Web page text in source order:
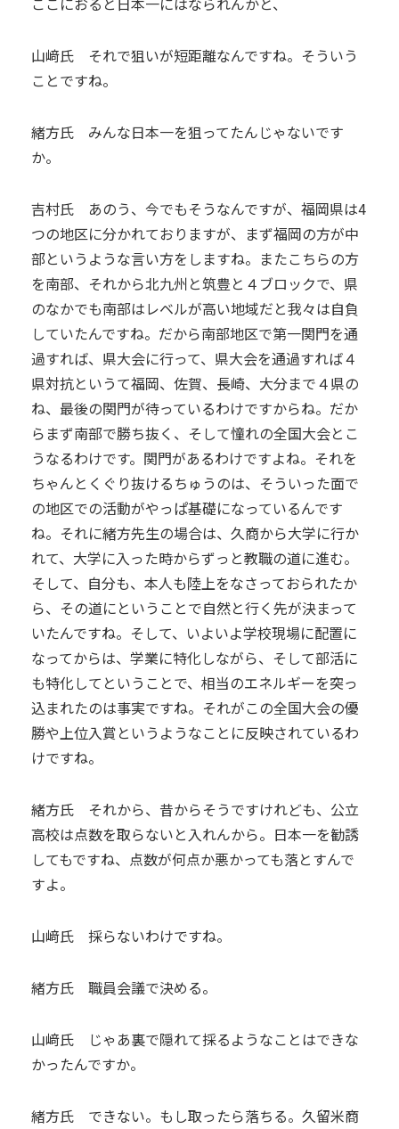
山﨑氏 それで狙いが短距離なんですね。そういう
ことですね。
緒方氏 みんな日本一を狙ってたんじゃないです
か。
吉村氏 あのう、今でもそうなんですが、福岡県は4
つの地区に分かれておりますが、まず福岡の方が中
部というような言い方をしますね。またこちらの方
を南部、それから北九州と筑豊と４ブロックで、県
のなかでも南部はレベルが高い地域だと我々は自負
していたんですね。だから南部地区で第一関門を通
過すれば、県大会に行って、県大会を通過すれば４
県対抗というて福岡、佐賀、長崎、大分まで４県の
ね、最後の関門が待っているわけですからね。だか
らまず南部で勝ち抜く、そして憧れの全国大会とこ
うなるわけです。関門があるわけですよね。それを
ちゃんとくぐり抜けるちゅうのは、そういった面で
の地区での活動がやっぱ基礎になっているんです
ね。それに緒方先生の場合は、久商から大学に行か
れて、大学に入った時からずっと教職の道に進む。
そして、自分も、本人も陸上をなさっておられたか
ら、その道にということで自然と行く先が決まって
いたんですね。そして、いよいよ学校現場に配置に
なってからは、学業に特化しながら、そして部活に
も特化してということで、相当のエネルギーを突っ
込まれたのは事実ですね。それがこの全国大会の優
勝や上位入賞というようなことに反映されているわ
けですね。
緒方氏 それから、昔からそうですけれども、公立
高校は点数を取らないと入れんから。日本一を勧誘
してもですね、点数が何点か悪かっても落とすんで
すよ。
山﨑氏 採らないわけですね。
緒方氏 職員会議で決める。
山﨑氏 じゃあ裏で隠れて採るようなことはできな
かったんですか。
緒方氏 できない。もし取ったら落ちる。久留米商